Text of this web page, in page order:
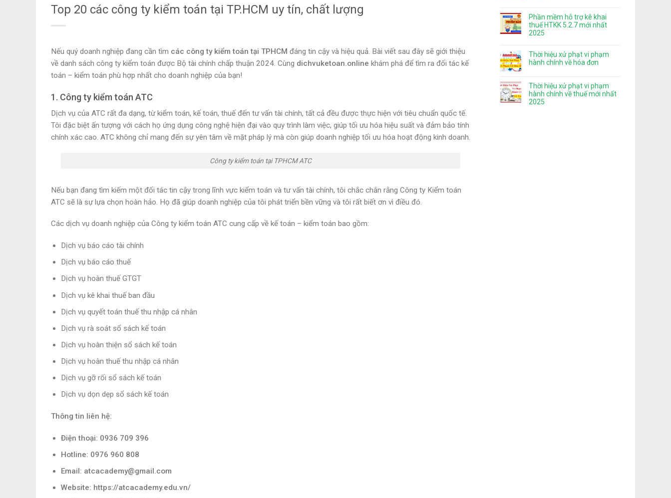
Top 20 các công ty kiểm toán tại TP.HCM uy tín, chất lượng
Nếu quý doanh nghiệp đang cần tìm các công ty kiểm toán tại TPHCM đáng tin cậy và hiệu quả. Bài viết sau đây sẽ giới thiệu
về danh sách công ty kiểm toán được Bộ tài chính chấp thuận 2024. Cùng dichvuketoan.online khám phá để tìm ra đối tác kế
toán – kiểm toán phù hợp nhất cho doanh nghiệp của bạn!
1. Công ty kiểm toán ATC
Dịch vụ của ATC rất đa dạng, từ kiểm toán, kế toán, thuế đến tư vấn tài chính, tất cả đều được thực hiện với tiêu chuẩn quốc tế.
Tôi đặc biệt ấn tượng với cách họ ứng dụng công nghệ hiện đại vào quy trình làm việc, giúp tối ưu hóa hiệu suất và đảm bảo tính
chính xác cao. ATC không chỉ mang đến sự yên tâm về mặt pháp lý mà còn giúp doanh nghiệp tối ưu hóa hoạt động kinh doanh.
Công ty kiểm toán tại TPHCM ATC
Nếu bạn đang tìm kiếm một đối tác tin cậy trong lĩnh vực kiểm toán và tư vấn tài chính, tôi chắc chắn rằng Công ty Kiểm toán
ATC sẽ là sự lựa chọn hoàn hảo. Họ đã giúp doanh nghiệp của tôi phát triển bền vững và tôi rất biết ơn vì điều đó.
Các dịch vụ doanh nghiệp của Công ty kiểm toán ATC cung cấp về kế toán – kiểm toán bao gồm:
Dịch vụ báo cáo tài chính
Dịch vụ báo cáo thuế
Dịch vụ hoàn thuế GTGT
Dịch vụ kê khai thuế ban đầu
Dịch vụ quyết toán thuế thu nhập cá nhân
Dịch vụ rà soát sổ sách kế toán
Dịch vụ hoàn thiện sổ sách kế toán
Dịch vụ hoàn thuế thu nhập cá nhân
Dịch vụ gỡ rối sổ sách kế toán
Dịch vụ dọn dẹp sổ sách kế toán
Thông tin liên hệ:
Điện thoại: 0936 709 396
Hotline: 0976 960 808
Email: atcacademy@gmail.com
Website: https://atcacademy.edu.vn/
Phần mềm hỗ trợ kê khai
thuế HTKK 5.2.7 mới nhất
2025
Thời hiệu xử phạt vi phạm
hành chính về hóa đơn
Thời hiệu xử phạt vi phạm
hành chính về thuế mới nhất
2025